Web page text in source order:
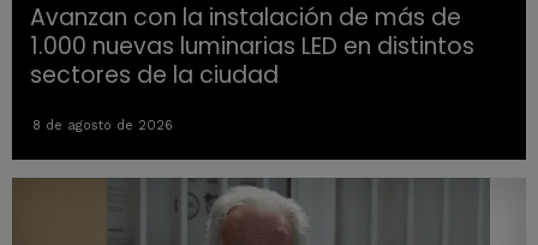
Avanzan con la instalación de más de
1.000 nuevas luminarias LED en distintos
sectores de la ciudad
8 de agosto de 2026